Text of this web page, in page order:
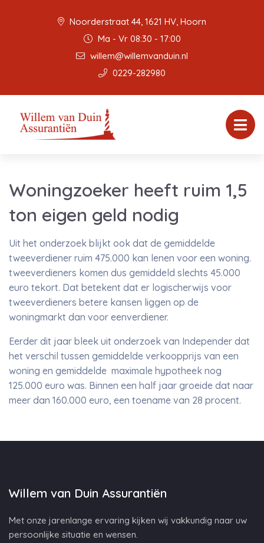
Noorderstraat 44, 1621 HV, Hoorn
Ma - Vr 08:30 - 17:00
willem@willemvanduin.nl
0229-282980
Woningzoeker heeft ruim 1,5
ton eigen geld nodig
Uit het onderzoek blijkt ook dat de gemiddelde
tweeverdiener ruim 475.000 kan lenen voor een woning.
tweeverdieners komen dus gemiddeld slechts 45.000
euro tekort. Dat betekent dat er logischerwijs voor
tweeverdieners betere kansen liggen op de
woningmarkt dan voor eenverdiener.
Eerder dit jaar bleek uit onderzoek van Independer dat
het verschil tussen gemiddelde verkoopprijs van een
woning en gemiddelde maximale hypotheek nog
125.000 euro was. Binnen een half jaar groeide dat naar
meer dan 160.000 euro, een toename van 28 procent.
Willem van Duin Assurantiën
Met onze jarenlange ervaring kijken wij vakkundig naar uw
persoonlijke situatie en wensen.